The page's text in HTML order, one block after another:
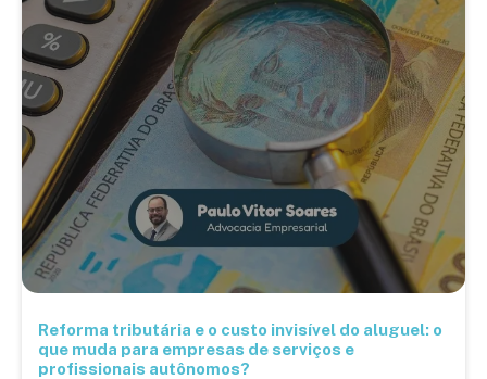
Reforma tributária e o custo invisível do aluguel: o
que muda para empresas de serviços e
profissionais autônomos?